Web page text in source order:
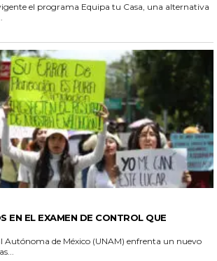
el programa Equipa tu Casa, una alternativa
EN EL EXAMEN DE CONTROL QUE
Autónoma de México (UNAM) enfrenta un nuevo